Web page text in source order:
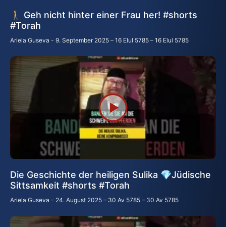
🚶 Geh nicht hinter einer Frau her! #shorts
#Тоrah
Ariela Guseva 9. September 2025 – 16 Elul 5785 – 16 Elul 5785
Die Geschichte der heiligen Sulika 💎Jüdische
Sittsamkeit #shorts #Torah
Ariela Guseva 24. August 2025 – 30 Av 5785 – 30 Av 5785